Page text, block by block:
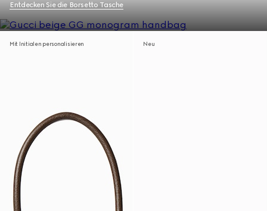
Entdecken Sie die Borsetto Tasche
Mit Initialen personalisieren Neu